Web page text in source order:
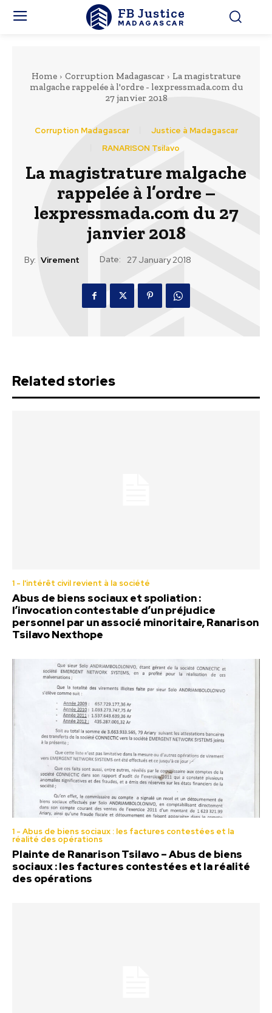
FB Justice
MADAGASCAR
Home Corruption Madagascar
La magistrature
malgache rappelée à l'ordre - lexpressmada.com du
27 janvier 2018
Corruption Madagascar
Justice à Madagascar
RANARISON Tsilavo
La magistrature malgache
rappelée à l’ordre –
lexpressmada.com du 27
janvier 2018
By: Virement Date: 27 January 2018
Related stories
1 - l'intérêt civil revient à la société
Abus de biens sociaux et spoliation :
l’invocation contestable d’un préjudice
personnel par un associé minoritaire, Ranarison
Tsilavo Nexthope
1 - Abus de biens sociaux : les factures contestées et la
réalité des opérations
Plainte de Ranarison Tsilavo – Abus de biens
sociaux : les factures contestées et la réalité
des opérations